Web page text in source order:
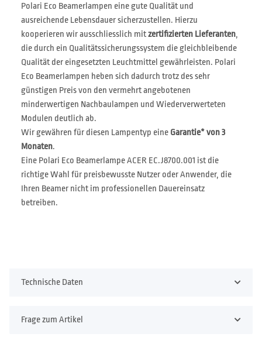
Polari Eco Beamerlampen eine gute Qualität und
ausreichende Lebensdauer sicherzustellen. Hierzu
kooperieren wir ausschliesslich mitzertifizierten Lieferanten,
die durch ein Qualitätssicherungssystem die gleichbleibende
Qualität der eingesetzten Leuchtmittel gewährleisten. Polari
Eco Beamerlampen heben sich dadurch trotz des sehr
günstigen Preis von den vermehrt angebotenen
minderwertigen Nachbaulampen und Wiederverwerteten
Modulen deutlich ab.
Wir gewähren für diesen Lampentyp eine Garantie* von 3
Monaten.
Eine Polari Eco Beamerlampe ACER EC.J8700.001 ist die
richtige Wahl für preisbewusste Nutzer oder Anwender, die
Ihren Beamer nicht im professionellen Dauereinsatz
betreiben.
Technische Daten
Frage zum Artikel